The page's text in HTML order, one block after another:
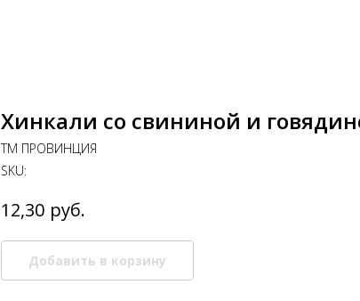
Хинкали со свининой и
ТМ ПРОВИНЦИЯ
SKU:
12,30 руб.
Добавить в корзину